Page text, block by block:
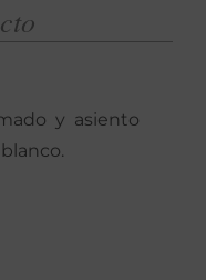
y asiento